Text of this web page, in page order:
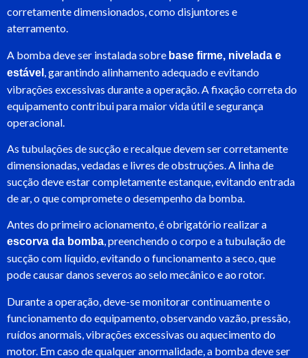
corretamente dimensionados, como disjuntores e
aterramento.
A bomba deve ser instalada sobre base firme, nivelada e
estável , garantindo alinhamento adequado e evitando
vibrações excessivas durante a operação. A fixação correta do
equipamento contribui para maior vida útil e segurança
operacional.
As tubulações de sucção e recalque devem ser corretamente
dimensionadas, vedadas e livres de obstruções. A linha de
sucção deve estar completamente estanque, evitando entrada
de ar, o que compromete o desempenho da bomba.
Antes do primeiro acionamento, é obrigatório realizar a
escorva da bomba, preenchendo o corpo e a tubulação de
sucção com líquido, evitando o funcionamento a seco, que
pode causar danos severos ao selo mecânico e ao rotor.
Durante a operação, deve-se monitorar continuamente o
funcionamento do equipamento, observando vazão, pressão,
ruídos anormais, vibrações excessivas ou aquecimento do
motor. Em caso de qualquer anormalidade, a bomba deve ser